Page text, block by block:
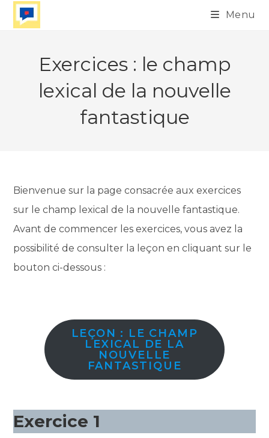
Skip
Menu
Exercices : le champ
lexical de la nouvelle
fantastique
Bienvenue sur la page consacrée aux exercices
sur le champ lexical de la nouvelle fantastique.
Avant de commencer les exercices, vous avez la
possibilité de consulter la leçon en cliquant sur le
bouton ci-dessous :
LEÇON : LE CHAMP
LEXICAL DE LA
NOUVELLE
FANTASTIQUE
Exercice 1